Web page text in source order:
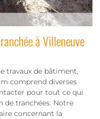
à Villeneuve
travaux de bâtiment,
comprend diverses
pour tout ce qui
de tranchées. Notre
concernant la